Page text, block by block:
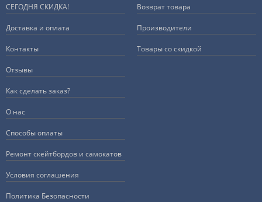
СЕГОДНЯ СКИДКА!
Доставка и оплата
Контакты
Отзывы
Как сделать заказ?
О нас
Способы оплаты
Ремонт скейтбордов и самокатов
Условия соглашения
Политика Безопасности
Возврат товара
Производители
Товары со скидкой